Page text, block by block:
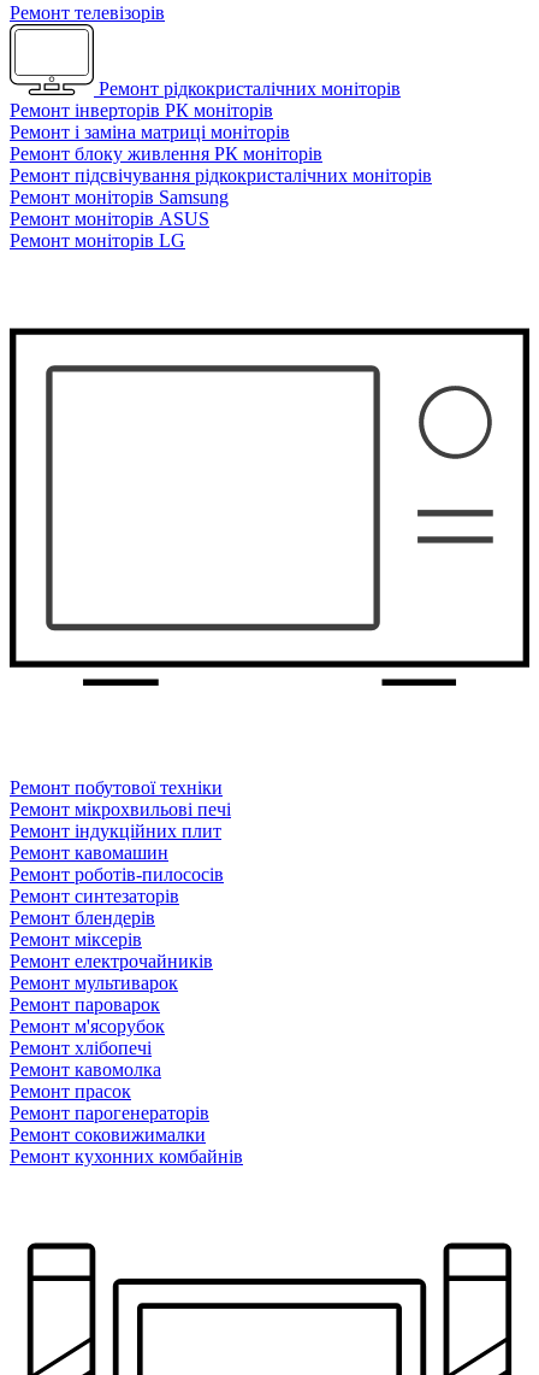
Ремонт телевізорів
Ремонт рідкокристалічних моніторів
Ремонт інверторів РК моніторів
Ремонт і заміна матриці моніторів
Ремонт блоку живлення РК моніторів
Ремонт підсвічування рідкокристалічних моніторів
Ремонт моніторів Samsung
Ремонт моніторів ASUS
Ремонт моніторів LG
Ремонт побутової техніки
Ремонт мікрохвильові печі
Ремонт індукційних плит
Ремонт кавомашин
Ремонт роботів-пилососів
Ремонт синтезаторів
Ремонт блендерiв
Ремонт мiксерiв
Ремонт електрочайників
Ремонт мультиварок
Ремонт пароварок
Ремонт м'ясорубок
Ремонт хлiбопечi
Ремонт кавомолка
Ремонт прасок
Ремонт парогенераторiв
Ремонт соковижималки
Ремонт кухонних комбайнів